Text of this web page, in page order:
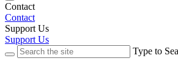
Contact
Contact
Support Us
Support Us
Type to